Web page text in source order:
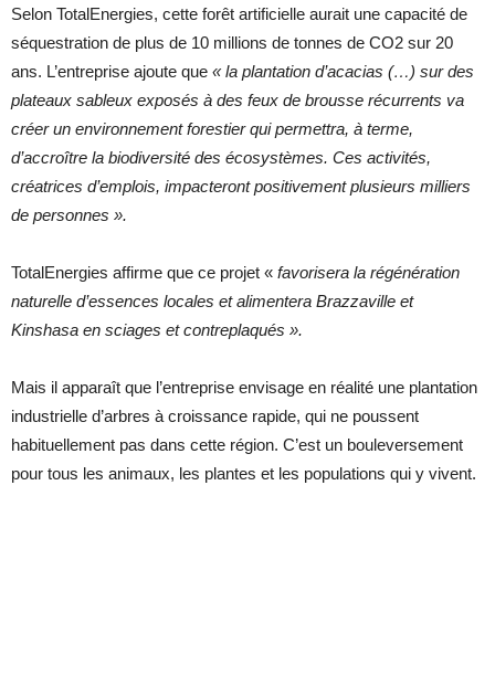
Selon TotalEnergies, cette forêt artificielle aurait une capacité de
séquestration de plus de 10 millions de tonnes de CO2 sur 20
ans. L’entreprise ajoute que « la plantation d’acacias (…) sur des
plateaux sableux exposés à des feux de brousse récurrents va
créer un environnement forestier qui permettra, à terme,
d’accroître la biodiversité des écosystèmes. Ces activités,
créatrices d’emplois, impacteront positivement plusieurs milliers
de personnes ».
TotalEnergies affirme que ce projet « favorisera la régénération
naturelle d’essences locales et alimentera Brazzaville et
Kinshasa en sciages et contreplaqués ».
Mais il apparaît que l’entreprise envisage en réalité une plantation
industrielle d’arbres à croissance rapide, qui ne poussent
habituellement pas dans cette région. C’est un bouleversement
pour tous les animaux, les plantes et les populations qui y vivent.